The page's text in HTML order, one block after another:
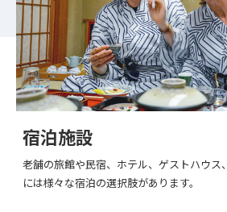
宿泊施設
老舗の旅館や民宿、ホテル、ゲストハウス
には様々な宿泊の選択肢があります。